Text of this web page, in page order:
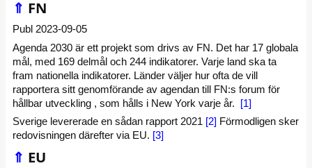
⇑ FN
Publ 2023-09-05
Agenda 2030 är ett projekt som drivs av FN. Det har 17 globala
mål, med 169 delmål och 244 indikatorer. Varje land ska ta
fram nationella indikatorer. Länder väljer hur ofta de vill
rapportera sitt genomförande av agendan till FN:s forum för
hållbar utveckling , som hålls i New York varje år. [1]
Sverige levererade en sådan rapport 2021 [2] Förmodligen sker
redovisningen därefter via EU. [3]
⇑ EU